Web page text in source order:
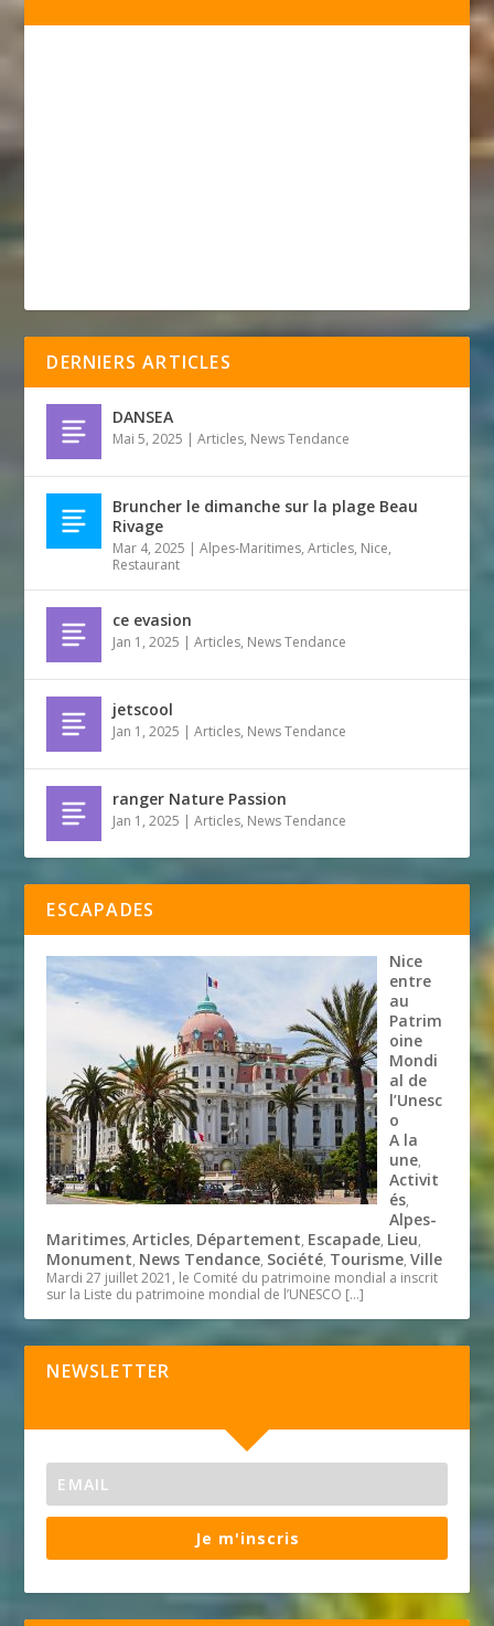
DERNIERS ARTICLES
DANSEA
Mai 5, 2025 |Articles, News Tendance
Bruncher le dimanche sur la plage Beau
Rivage
Mar 4, 2025 |Alpes-Maritimes,Articles, Nice,
Restaurant
ce evasion
Jan 1, 2025 |Articles, News Tendance
jetscool
Jan 1, 2025 |Articles, News Tendance
ranger Nature Passion
Jan 1, 2025 |Articles, News Tendance
ESCAPADES
Nice
entre
au
Patrim
oine
Mondi
al de
l’Unesc
o
A la
une,
Activit
és,
Alpes-
Maritimes,Articles, Département, Escapade, Lieu,
Monument, News Tendance, Société, Tourisme,Ville
Mardi 27 juillet 2021, le Comité du patrimoine mondial a inscrit
sur la Liste du patrimoine mondial de l’UNESCO […]
NEWSLETTER
Je m'inscris